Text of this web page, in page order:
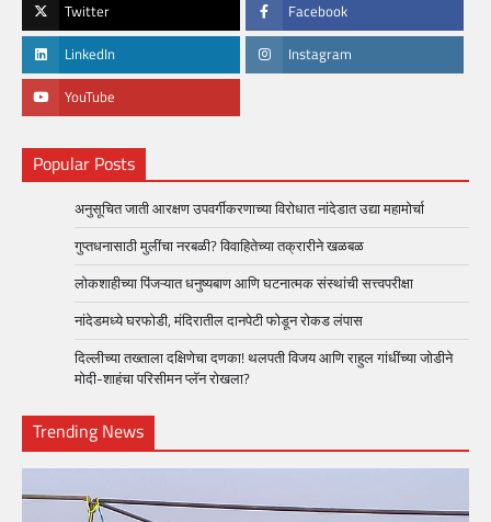
Twitter Facebook
LinkedIn Instagram
YouTube
Popular Posts
अनुसूचित जाती आरक्षण उपवर्गीकरणाच्या विरोधात नांदेडात उद्या महामोर्चा
गुप्तधनासाठी मुलींचा नरबळी? विवाहितेच्या तक्रारीने खळबळ
लोकशाहीच्या पिंजऱ्यात धनुष्यबाण आणि घटनात्मक संस्थांची सत्त्वपरीक्षा
नांदेडमध्ये घरफोडी, मंदिरातील दानपेटी फोडून रोकड लंपास
दिल्लीच्या तख्ताला दक्षिणेचा दणका! थलपती विजय आणि राहुल गांधींच्या जोडीने
मोदी-शाहंचा परिसीमन प्लॅन रोखला?
Trending News